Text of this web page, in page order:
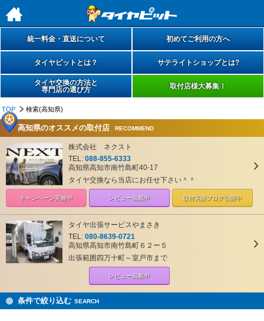
h
統一料金・直送について 初めてご利用の方へ
タイヤピットとは？ サテライトショップとは?
タイヤ交換の方法と
専門店の選び方
取付店様大募集！
TOP 検索(高知県)
高知県のオススメの取付店 RECOMMEND
株式会社 ネクスト
TEL: 088-855-6333
高知県高知市南竹島町40-17
タイヤ交換なら当店にお任せ下さい＾＾
キャンペーン実施中 レビュー掲載中 取付実績ブログ公開中
タイヤ出張サービスやまさき
TEL: 080-8639-0721
高知県高知市南竹島町６２ー５
出張範囲四万十町～室戸市まで
レビュー掲載中
条件で絞り込む SEARCH